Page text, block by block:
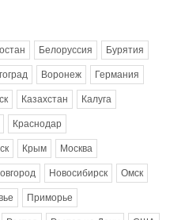
Белоруссия Бурятия
Воронеж Германия
Казахстан Калуга
Краснодар
Крым Москва
Новосибирск Омск
Приморье